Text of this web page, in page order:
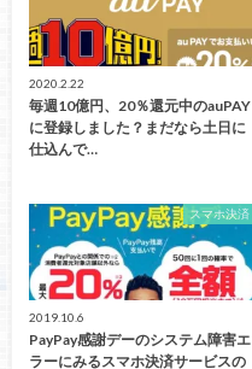
2020.2.22
毎週10億円、20％還元中のauPAY
に登録しました？まだなら土日に
仕込んで…
スマホ決済
2019.10.6
PayPay感謝デーのシステム障害エ
ラーにみるスマホ決済サービスの